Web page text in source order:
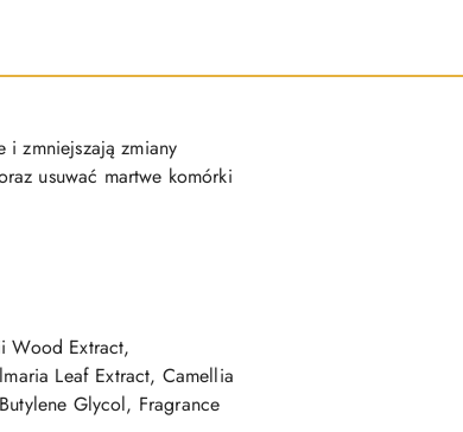
i zmniejszają zmiany
usuwać martwe komórki
Wood Extract,
Leaf Extract, Camellia
Glycol, Fragrance